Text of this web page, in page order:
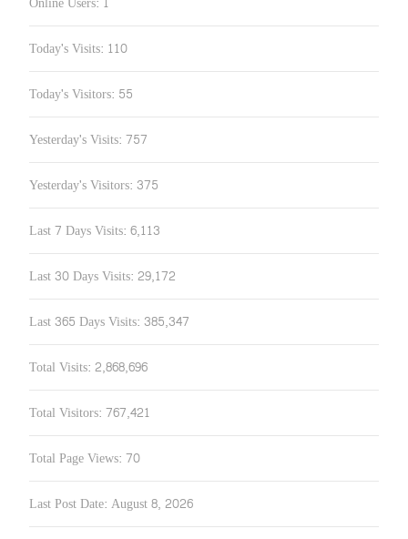
Today's Visits: 110
Today's Visitors: 55
Yesterday's Visits: 757
Yesterday's Visitors: 375
Last 7 Days Visits: 6,113
Last 30 Days Visits: 29,172
Last 365 Days Visits: 385,347
Total Visits: 2,868,696
Total Visitors: 767,421
Total Page Views: 70
Last Post Date: August 8, 2026